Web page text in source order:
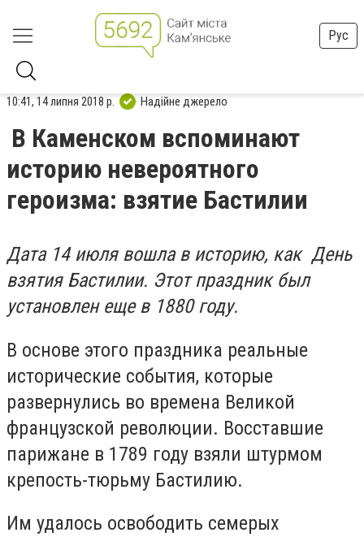
Рус
10:41, 14 липня 2018 р. Надійне джерело
В Каменском вспоминают
историю невероятного
героизма: взятие Бастилии
Дата 14 июля вошла в историю, как День
взятия Бастилии. Этот праздник был
установлен еще в 1880 году.
В основе этого праздника реальные
исторические события, которые
развернулись во времена Великой
французской революции. Восставшие
парижане в 1789 году взяли штурмом
крепость-тюрьму Бастилию.
Им удалось освободить семерых